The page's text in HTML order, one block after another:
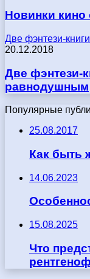
Новинки кино
Две фэнтези-
20.12.2018
Две фэнтези-
равнодушным
Популярные
25.08.2017
Как быть
14.06.2023
15.08.2025
Что